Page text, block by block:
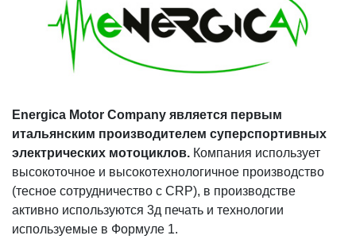
Energica Motor Company является первым
итальянским производителем суперспортивных
электрических мотоциклов. Компания использует
высокоточное и высокотехнологичное производство
(тесное сотрудничество с CRP), в производстве
активно используются 3д печать и технологии
используемые в Формуле 1.